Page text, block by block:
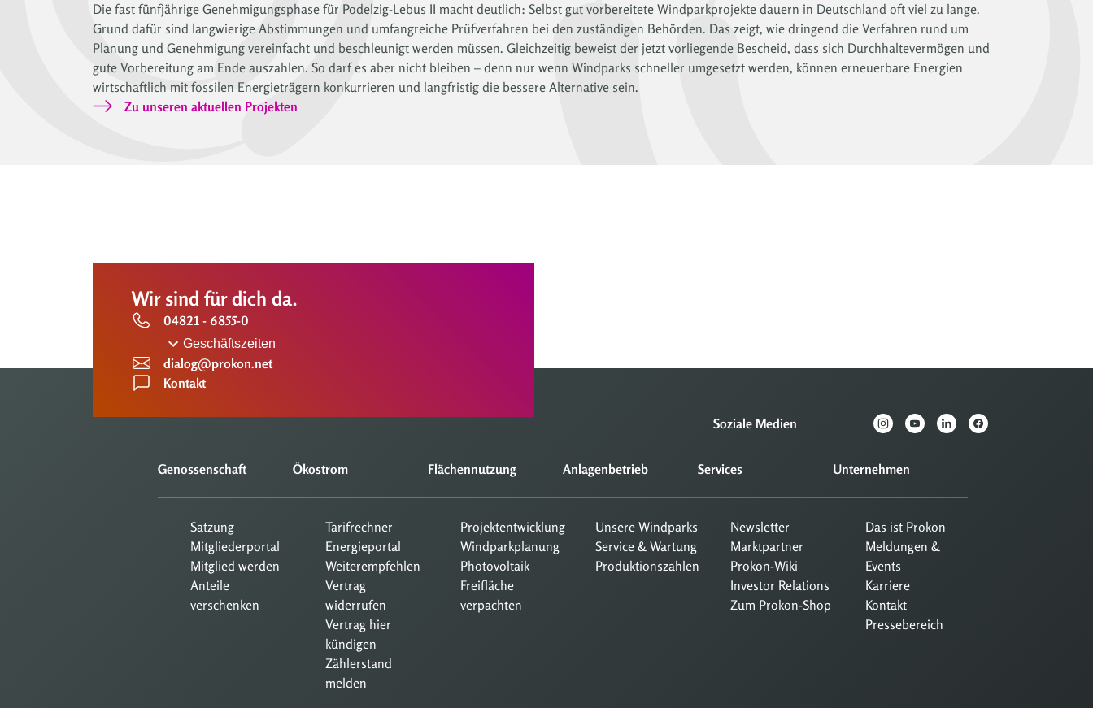
Die fast fünfjährige Genehmigungsphase für Podelzig-Lebus II macht deutlich: Selbst gut vorbereitete Windparkprojekte dauern in Deutschland oft viel zu lange.
Grund dafür sind langwierige Abstimmungen und umfangreiche Prüfverfahren bei den zuständigen Behörden. Das zeigt, wie dringend die Verfahren rund um
Planung und Genehmigung vereinfacht und beschleunigt werden müssen. Gleichzeitig beweist der jetzt vorliegende Bescheid, dass sich Durchhaltevermögen und
gute Vorbereitung am Ende auszahlen. So darf es aber nicht bleiben – denn nur wenn Windparks schneller umgesetzt werden, können erneuerbare Energien
wirtschaftlich mit fossilen Energieträgern konkurrieren und langfristig die bessere Alternative sein.
Zu unseren aktuellen Projekten
Wir sind für dich da.
04821 - 6855-0
Geschäftszeiten
dialog@prokon.net
Kontakt
Soziale Medien
Genossenschaft
Satzung
Mitgliederportal
Mitglied werden
Anteile
verschenken
Ökostrom
Tarifrechner
Energieportal
Weiterempfehlen
Vertrag
widerrufen
Vertrag hier
kündigen
Zählerstand
melden
Flächennutzung
Projektentwicklung
Windparkplanung
Photovoltaik
Freifläche
verpachten
Anlagenbetrieb
Unsere Windparks
Service & Wartung
Produktionszahlen
Services
Newsletter
Marktpartner
Prokon-Wiki
Investor Relations
Zum Prokon-Shop
Unternehmen
Das ist Prokon
Meldungen &
Events
Karriere
Kontakt
Pressebereich